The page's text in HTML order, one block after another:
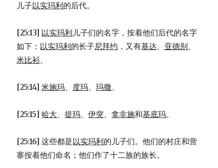
儿子以实玛利的后代。
[25:13] 以实玛利 儿子们的名字，按着他们后代的名字
如下： 以实玛利的长子尼拜约 ，又有基达、 亚德别、
米比衫、
[25:14]米施玛、 度玛、玛撒、
[25:15] 哈大、提玛、伊突、拿非施和基底玛。
[25:16] 这些都是以实玛利的儿子们。他们的村庄和营
寨按着他们命名；他们作了十二族的族长。